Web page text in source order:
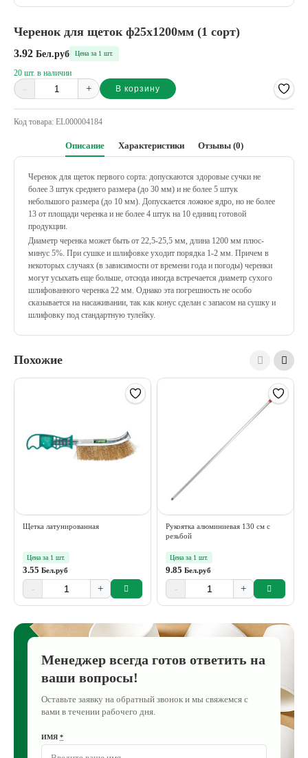
Черенок для щеток ф25х1200мм (1 сорт)
3.92 Бел.руб Цена за 1 шт.
20 шт. в наличии
- + В корзину
Alternative:
Код товара: EL000004184
Описание Характеристики Отзывы (0)
Черенок для щеток первого сорта: допускаются здоровые сучки не
более 3 штук среднего размера (до 30 мм) и не более 5 штук
небольшого размера (до 10 мм). Допускается ложное ядро, но не более
13 от площади черенка и не более 4 штук на 10 единиц готовой
продукции.
Диаметр черенка может быть от 22,5-25,5 мм, длина 1200 мм плюс-
минус 5%. При сушке и шлифовке уходит порядка 1-2 мм. Причем в
некоторых случаях (в зависимости от времени года и погоды) черенки
могут усыхать еще больше, отсюда иногда встречается диаметр сухого
шлифованного черенка 22 мм. Однако эта погрешность не особо
сказывается на насаживании, так как конус сделан с запасом на сушку и
шлифовку под стандартную тулейку.
Похожие
Щетка латунированная
Цена за 1 шт.
3.55 Бел.руб
- +
Рукоятка алюминиевая 130 см с
резьбой
Цена за 1 шт.
9.85 Бел.руб
- +
Менеджер всегда готов ответить на
ваши вопросы!
Оставьте заявку на обратный звонок и мы свяжемся с
вами в течении рабочего дня.
ИМЯ *